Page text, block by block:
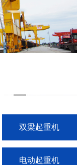
双梁起重机
电动起重机